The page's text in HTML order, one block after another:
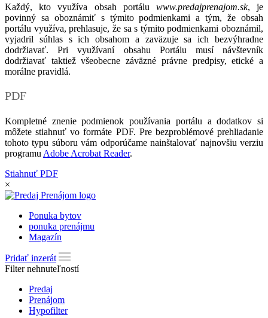
Každý, kto využíva obsah portálu www.predajprenajom.sk, je
povinný sa oboznámiť s týmito podmienkami a tým, že obsah
portálu využíva, prehlasuje, že sa s týmito podmienkami oboznámil,
vyjadril súhlas s ich obsahom a zaväzuje sa ich bezvýhradne
dodržiavať. Pri využívaní obsahu Portálu musí návštevník
dodržiavať taktiež všeobecne záväzné právne predpisy, etické a
morálne pravidlá.
PDF
Kompletné znenie podmienok používania portálu a dodatkov si
môžete stiahnuť vo formáte PDF. Pre bezproblémové prehliadanie
tohoto typu súboru vám odporúčame nainštalovať najnovšiu verziu
programu Adobe Acrobat Reader.
Stiahnuť PDF
×
Ponuka bytov
ponuka prenájmu
Magazín
Pridať inzerát
Filter nehnuteľností
Predaj
Prenájom
Hypofilter